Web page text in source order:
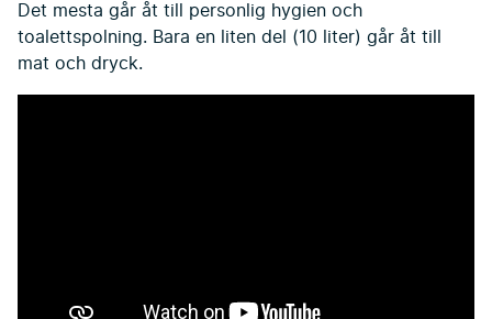
Det mesta går åt till personlig hygien och
toalettspolning. Bara en liten del (10 liter) går åt till
mat och dryck.